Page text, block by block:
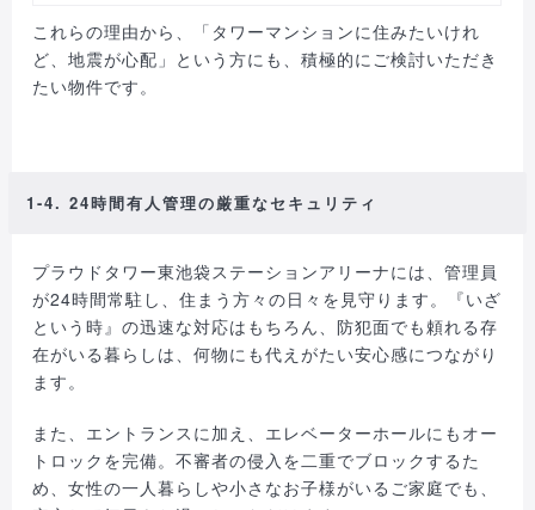
これらの理由から、「タワーマンションに住みたいけれ
ど、地震が心配」という方にも、積極的にご検討いただき
たい物件です。
1-4. 24時間有人管理の厳重なセキュリティ
プラウドタワー東池袋ステーションアリーナには、管理員
が24時間常駐し、住まう方々の日々を見守ります。『いざ
という時』の迅速な対応はもちろん、防犯面でも頼れる存
在がいる暮らしは、何物にも代えがたい安心感につながり
ます。
また、エントランスに加え、エレベーターホールにもオー
トロックを完備。不審者の侵入を二重でブロックするた
め、女性の一人暮らしや小さなお子様がいるご家庭でも、